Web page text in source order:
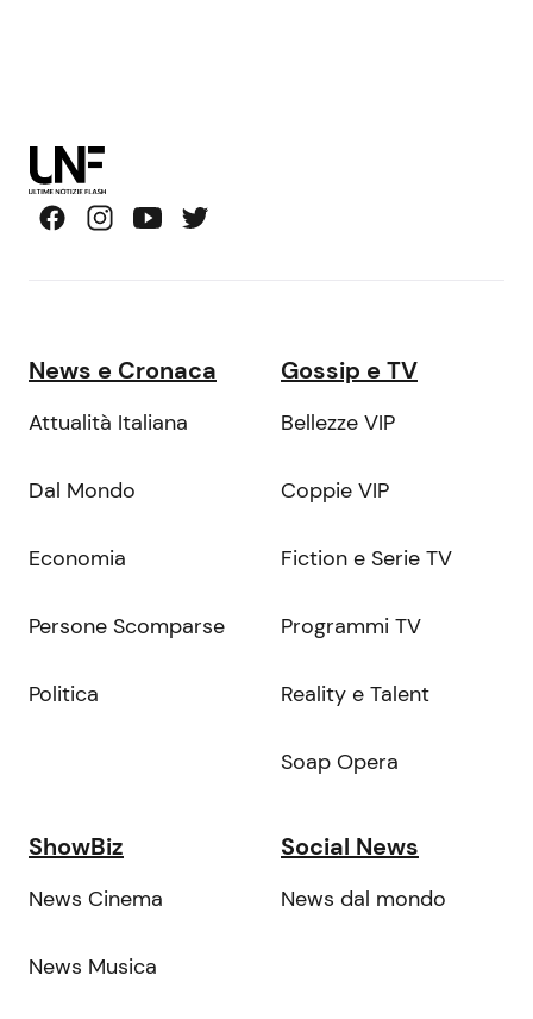
News e Cronaca
Attualità Italiana
Dal Mondo
Economia
Persone Scomparse
Politica
Gossip e TV
Bellezze VIP
Coppie VIP
Fiction e Serie TV
Programmi TV
Reality e Talent
Soap Opera
ShowBiz
News Cinema
News Musica
Social News
News dal mondo